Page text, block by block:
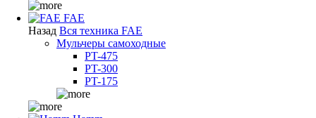
FAE
Назад Вся техника FAE
Мульчеры самоходные
PT-475
PT-300
PT-175